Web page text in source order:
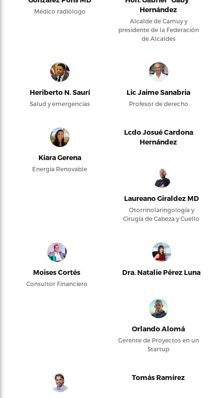
Médico radiólogo
Hernández
Alcalde de Camuy y
presidente de la Federación
de Alcaldes
Heriberto N. Saurí
Salud y emergencias
Lic Jaime Sanabria
Profesor de derecho
Kiara Gerena
Energía Renovable
Lcdo Josué Cardona
Hernández
Laureano Giraldez MD
Otorrinolaringología y
Cirugía de Cabeza y Cuello
Moises Cortés
Consultor Financiero
Dra. Natalie Pérez Luna
Orlando Alomá
Gerente de Proyectos en un
Startup
Tomás Ramírez